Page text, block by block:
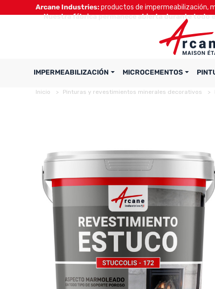
Arcane Industries:productos de impermeabilización,
Nuestra fábrica permanece abierta durante todo
IMPERMEABILIZACIÓN MICROCEMENTOS
Inicio Pinturas y revestimientos minerales decorativos